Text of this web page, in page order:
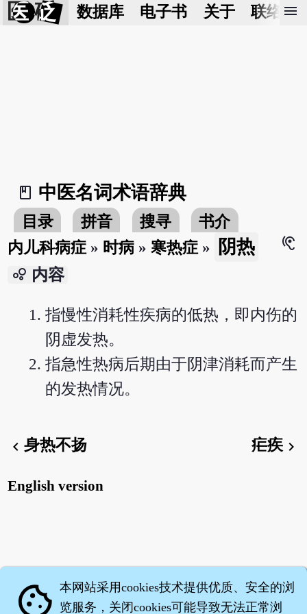
医 砭 数据库 电子书 关于 联络我
menu
book_2
中医名词术语辞典
目录 拼音 搜寻
书介
内儿科病症 » 时病 »寒热症 » 阴热
hearing
bubble_chart 内容
指慢性消耗性疾病的低热，即内伤的
阴虚发热。
指急性热病后期由于阴津消耗而产生
的发热情况。
chevron_left身热不扬 疟疾chevron_right
English version
cookie 本网站采用cookies技术提供优质、安全的浏
览服务，关闭cookies可能导致无法正常浏